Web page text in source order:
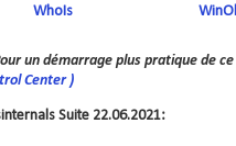
WhoIs
un démarrage plus pratique de
Center )
Suite 22.06.2021: